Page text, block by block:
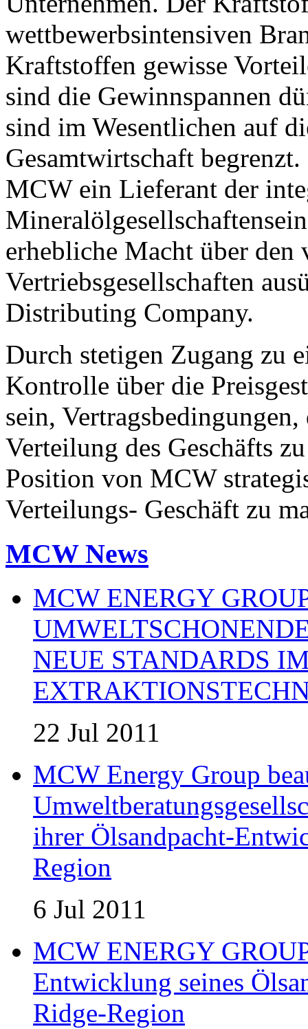
wettbewerbsintensiven
Kraftstoffen gewisse
sind die Gewinnspannen
sind im Wesentlichen auf
Gesamtwirtschaft
MCW ein Lieferant der
erhebliche Macht über
Vertriebsgesellschaften
Distributing Company.
Durch stetigen Zugang zu
Kontrolle über die
sein,
Verteilung des Geschäfts
Position von MCW
Verteilungs- Geschäft zu
MCW News
MCW ENERGY
NEUE STANDARDS
22 Jul 2011
MCW Energy Group
ihrer Ölsandpacht-
Region
6 Jul 2011
MCW ENERGY
Entwicklung seines
Ridge-Region